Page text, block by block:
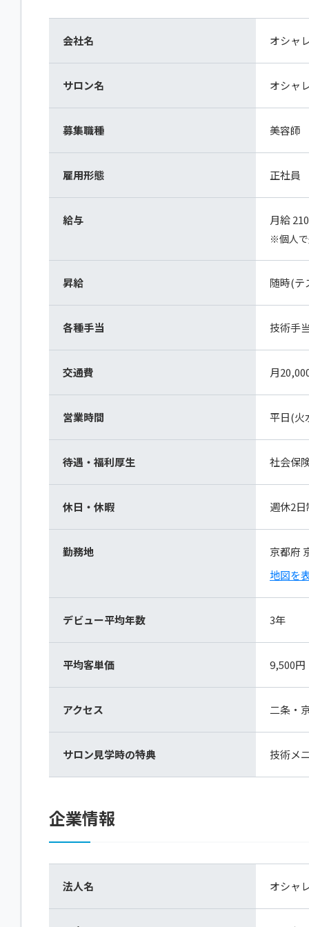
会社名 オシャ
サロン名 オシャ
募集職種 美容師
雇用形態 正社員
給与 月給
※個人
昇給 随時(テ
各種手当 技術手
交通費 月
営業時間 平日(火
待遇・福利厚生 社会保
休日・休暇 週休2
勤務地
京都府
地図を
デビュー平均年数 3年
平均客単価 9,500円
アクセス 二条・
サロン見学時の特典 技術メ
企業情報
法人名 オシャ